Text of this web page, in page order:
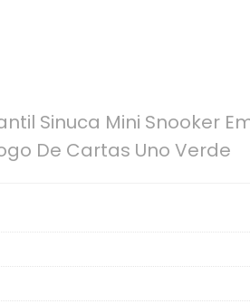
Sinuca Mini Snooker
De Cartas Uno Verde